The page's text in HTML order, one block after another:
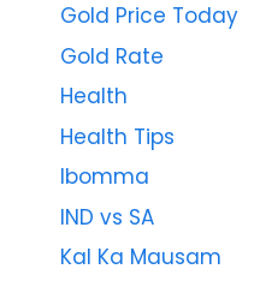
Gold Price Today
Gold Rate
Health
Health Tips
Ibomma
IND vs SA
Kal Ka Mausam